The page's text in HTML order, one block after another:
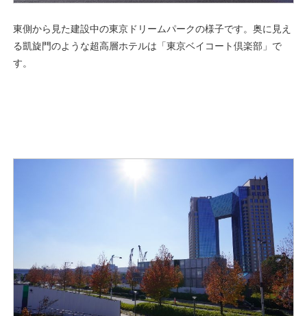
東側から見た建設中の東京ドリームパークの様子です。奥に見え
る凱旋門のような超高層ホテルは「東京ベイコート倶楽部」で
す。